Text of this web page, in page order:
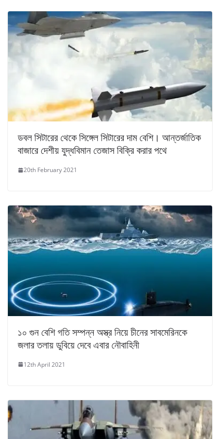
ডবল সিটারের থেকে সিঙ্গেল সিটারের দাম বেশি। আন্তর্জাতিক
বাজারে দেশীয় যুদ্ধবিমান তেজাস বিক্রি করার পথে
20th February 2021
১০ গুন বেশি গতি সম্পন্ন অস্ত্র নিয়ে চীনের সাবমেরিনকে
জলার তলায় ডুবিয়ে দেবে এবার নৌবাহিনী
12th April 2021